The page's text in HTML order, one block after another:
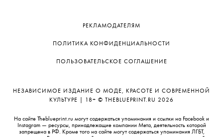
РЕКЛАМОДАТЕЛЯМ
ПОЛИТИКА КОНФИДЕНЦИАЛЬНОСТИ
ПОЛЬЗОВАТЕЛЬСКОЕ СОГЛАШЕНИЕ
НЕЗАВИСИМОЕ ИЗДАНИЕ О МОДЕ, КРАСОТЕ И СОВРЕМЕННОЙ
КУЛЬТУРЕ | 18+ © THEBLUEPRINT.RU 2026
На сайте Theblueprint.ru могут содержаться упоминания и ссылки на Facebook и
Instagram — ресурсы, принадлежащие компании Meta, деятельность которой
запрещена в РФ. Кроме того на сайте могут содержаться упоминания ЛГБТ,